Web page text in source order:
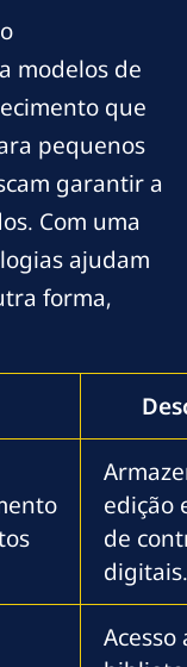
modelos de
que
pequenos
garantir a
Com uma
ajudam
forma,
edição
de
digitais.
Acesso